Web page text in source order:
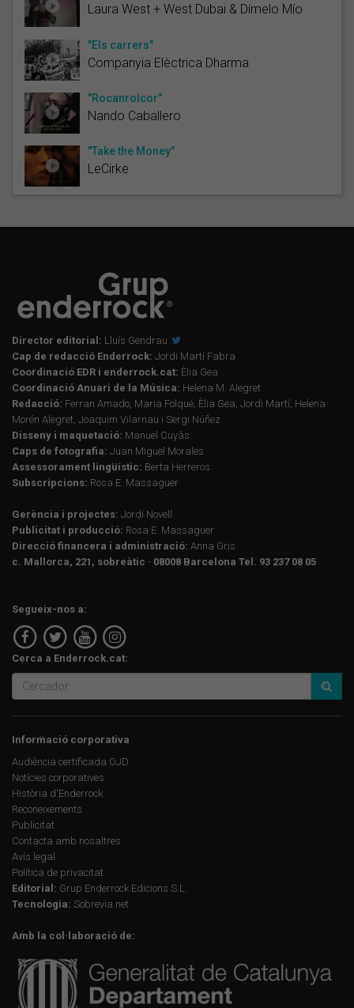
Laura West + West Dubai & Dímelo Mío
"Els carrers"
Companyia Elèctrica Dharma
"Rocanrolcor"
Nando Caballero
"Take the Money"
LeCirke
Director editorial: Lluís Gendrau
Cap de redacció Enderrock: Jordi Martí Fabra
Coordinació EDR i enderrock.cat: Èlia Gea
Coordinació Anuari de la Música: Helena M. Alegret
Redacció: Ferran Amado, Maria Folqué, Èlia Gea, Jordi Martí, Helena
Morén Alegret, Joaquim Vilarnau i Sergi Núñez
Disseny i maquetació: Manuel Cuyàs
Caps de fotografia: Juan Miguel Morales
Assessorament lingüístic: Berta Herreros
Subscripcions: Rosa E. Massaguer
Gerència i projectes: Jordi Novell
Publicitat i producció: Rosa E. Massaguer
Direcció financera i administració: Anna Gris
c. Mallorca, 221, sobreàtic · 08008 Barcelona Tel. 93 237 08 05
Segueix-nos a:
Cerca a Enderrock.cat:
Informació corporativa
Audiència certificada OJD
Notícies corporatives
Història d'Enderrock
Reconeixements
Publicitat
Contacta amb nosaltres
Avís legal
Política de privacitat
Editorial: Grup Enderrock Edicions S.L.
Tecnologia: Sobrevia.net
Amb la col·laboració de: